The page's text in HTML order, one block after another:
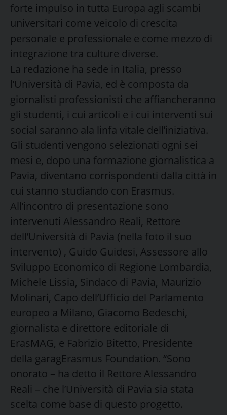
forte impulso in tutta Europa agli scambi
universitari come veicolo di crescita
personale e professionale e come mezzo di
integrazione tra culture diverse.
La redazione ha sede in Italia, presso
l’Università di Pavia, ed è composta da
giornalisti professionisti che affiancheranno
gli studenti, i cui articoli e i cui interventi sui
social saranno ala linfa vitale dell’iniziativa.
Gli studenti vengono selezionati ogni sei
mesi e, dopo una formazione giornalistica a
Pavia, diventano corrispondenti dalla città in
cui stanno studiando con Erasmus.
All’incontro di presentazione sono
intervenuti Alessandro Reali, Rettore
dell’Università di Pavia (nella foto il suo
intervento) , Guido Guidesi, Assessore allo
Sviluppo Economico di Regione Lombardia,
Michele Lissia, Sindaco di Pavia, Maurizio
Molinari, Capo dell’Ufficio del Parlamento
europeo a Milano, Giacomo Bedeschi,
giornalista e direttore editoriale di
ErasMAG, e Fabrizio Bitetto, Presidente
della garagErasmus Foundation. “Sono
onorato – ha detto il Rettore Alessandro
Reali – che l’Università di Pavia sia stata
scelta come base di questo progetto.